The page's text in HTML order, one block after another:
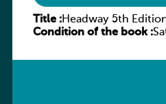
Title :Headway 5th
Workbook without
Condition of the book :